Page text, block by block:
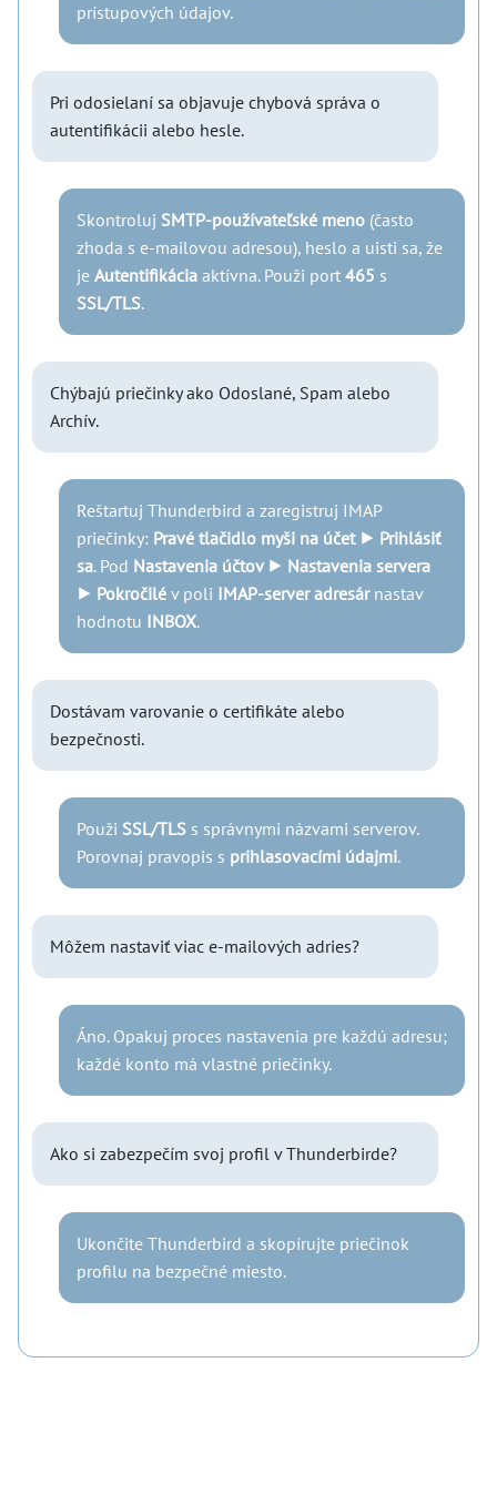
prístupových údajov.
Pri odosielaní sa objavuje chybová správa o
autentifikácii alebo hesle.
Skontroluj SMTP-používateľské meno (často
zhoda s e-mailovou adresou), heslo a uisti sa, že
je Autentifikácia aktívna. Použi port 465 s
SSL/TLS.
Chýbajú priečinky ako Odoslané, Spam alebo
Archív.
Reštartuj Thunderbird a zaregistruj IMAP
priečinky: Pravé tlačidlo myši na účet ⯈ Prihlásiť
sa. Pod Nastavenia účtov ⯈ Nastavenia servera
⯈ Pokročilé v poli IMAP-server adresárnastav
hodnotu INBOX.
Dostávam varovanie o certifikáte alebo
bezpečnosti.
Použi SSL/TLS s správnymi názvami serverov.
Porovnaj pravopis s prihlasovacími údajmi.
Môžem nastaviť viac e-mailových adries?
Áno. Opakuj proces nastavenia pre každú adresu;
každé konto má vlastné priečinky.
Ako si zabezpečím svoj profil v Thunderbirde?
Ukončite Thunderbird a skopírujte priečinok
profilu na bezpečné miesto.